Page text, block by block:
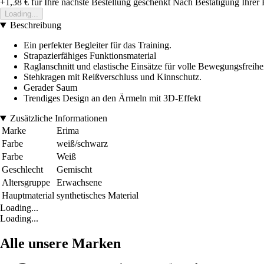
+1,38 € für Ihre nächste Bestellung geschenkt Nach Bestätigung Ihrer
Loading...
Beschreibung
Ein perfekter Begleiter für das Training.
Strapazierfähiges Funktionsmaterial
Raglanschnitt und elastische Einsätze für volle
Stehkragen mit Reißverschluss und Kinnschutz.
Gerader Saum
Trendiges Design an den Ärmeln mit 3D-Effekt
Zusätzliche Informationen
Marke
Erima
Farbe
weiß/schwarz
Farbe
Weiß
Geschlecht
Gemischt
Altersgruppe
Erwachsene
Hauptmaterial synthetisches Material
Loading...
Loading...
Alle unsere Marken